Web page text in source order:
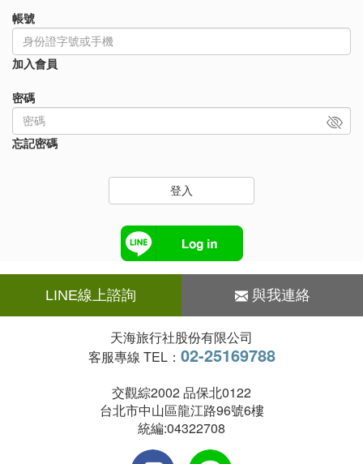
帳號
加入會員
密碼
忘記密碼
登入
LINE線上諮詢 與我連絡
天海旅行社股份有限公司
客服專線 TEL： 02-25169788
交觀綜2002 品保北0122
台北市中山區龍江路96號6樓
統編:04322708